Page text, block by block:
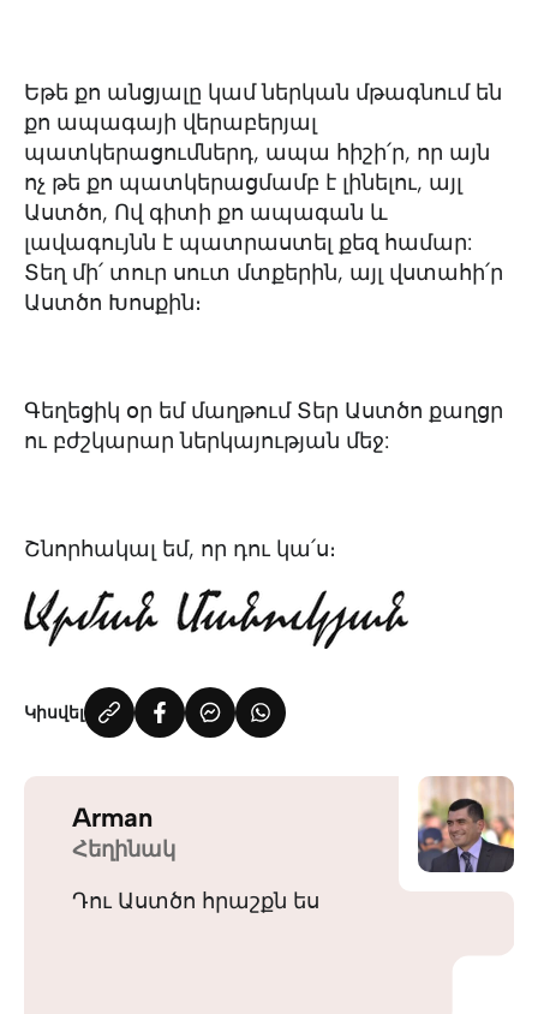
Եթե քո անցյալը կամ ներկան մթագնում են
քո ապագայի վերաբերյալ
պատկերացումներդ, ապա հիշի՛ր, որ այն
ոչ թե քո պատկերացմամբ է լինելու, այլ
Աստծո, Ով գիտի քո ապագան և
լավագույնն է պատրաստել քեզ համար:
Տեղ մի՛ տուր սուտ մտքերին, այլ վստահի՛ր
Աստծո Խոսքին։
Գեղեցիկ օր եմ մաղթում Տեր Աստծո քաղցր
ու բժշկարար ներկայության մեջ:
Շնորհակալ եմ, որ դու կա՛ս։
Կիսվել
Arman
Հեղինակ
Դու Աստծո հրաշքն ես